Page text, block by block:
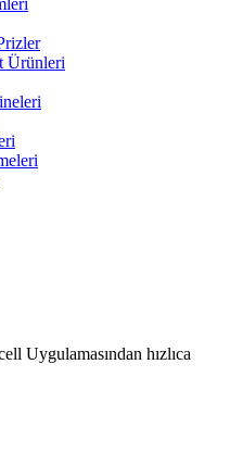
Ürünleri
Uygulamasından hızlıca